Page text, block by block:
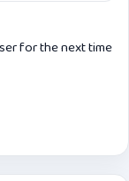
for the next time